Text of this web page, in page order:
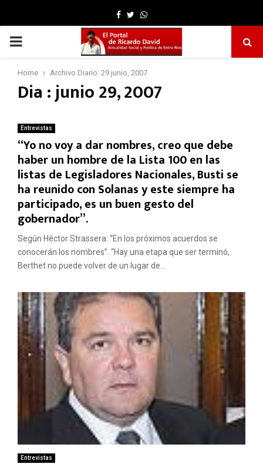
Facebook
TwitterWhatsapp
PRIMARY
MENU
Home Archivo Diario: 29 junio, 2007
Dia : junio 29, 2007
Entrevistas
“Yo no voy a dar nombres, creo que debe
haber un hombre de la Lista 100 en las
listas de Legisladores Nacionales, Busti se
ha reunido con Solanas y este siempre ha
participado, es un buen gesto del
gobernador”.
Según Héctor Strassera: “En los próximos acuerdos se
conocerán los nombres”. “Hay una etapa que ser terminó,
Berthet no puede volver de un lugar de...
Entrevistas